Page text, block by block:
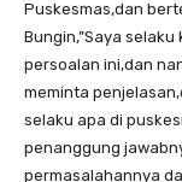
Puskesmas,dan
Bungin,”Saya
persoalan ini,dan
meminta
selaku apa di
penanggung
permasalahannya